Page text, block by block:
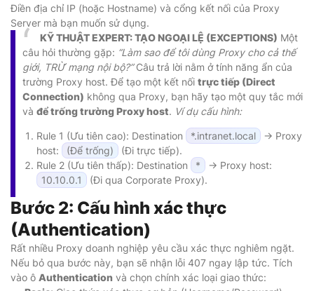
Điền địa chỉ IP (hoặc Hostname) và cổng kết nối của Proxy
Server mà bạn muốn sử dụng.
KỸ THUẬT EXPERT: TẠO NGOẠI LỆ (EXCEPTIONS) Một
câu hỏi thường gặp: “Làm sao để tôi dùng Proxy cho cả thế
giới, TRỪ mạng nội bộ?” Câu trả lời nằm ở tính năng ẩn của
trường Proxy host. Để tạo một kết nối trực tiếp (Direct
Connection) không qua Proxy, bạn hãy tạo một quy tắc mới
và để trống trường Proxy host. Ví dụ cấu hình:
Rule 1 (Ưu tiên cao): Destination *.intranet.local
-> Proxy
host:
(Để trống)
(Đi trực tiếp).
Rule 2 (Ưu tiên thấp): Destination
*
-> Proxy host:
10.10.0.1
(Đi qua Corporate Proxy).
Bước 2: Cấu hình xác thực
(Authentication)
Rất nhiều Proxy doanh nghiệp yêu cầu xác thực nghiêm ngặt.
Nếu bỏ qua bước này, bạn sẽ nhận lỗi 407 ngay lập tức. Tích
vào ô Authentication và chọn chính xác loại giao thức: